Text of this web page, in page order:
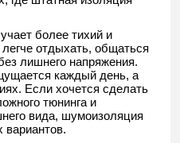
более тихий и
отдыхать, общаться
лишнего напряжения.
каждый день, а
Если хочется сделать
тюнинга и
вида, шумоизоляция